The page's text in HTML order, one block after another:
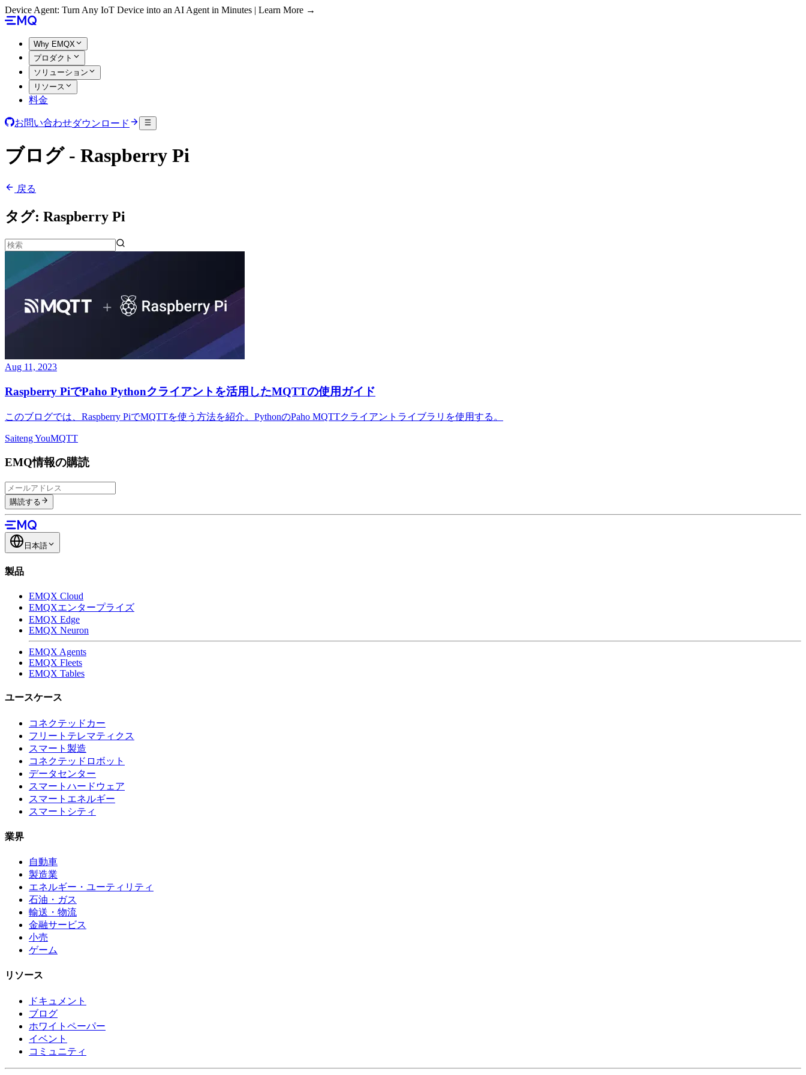
Device Agent: Turn Any IoT Device into an AI Agent in Minutes | Learn More →
Why EMQX
プロダクト
ソリューション
リソース
料金
お問い合わせダウンロード
ブログ - Raspberry Pi
戻る
タグ: Raspberry Pi
Aug 11, 2023
Raspberry PiでPaho Pythonクライアントを活用したMQTTの使用ガイド
このブログでは、Raspberry PiでMQTTを使う方法を紹介。PythonのPaho MQTTクライアントライブラリを使用する。
Saiteng YouMQTT
EMQ情報の購読
購読する
日本語
製品
EMQX Cloud
EMQXエンタープライズ
EMQX Edge
EMQX Neuron
EMQX Agents
EMQX Fleets
EMQX Tables
ユースケース
コネクテッドカー
フリートテレマティクス
スマート製造
コネクテッドロボット
データセンター
スマートハードウェア
スマートエネルギー
スマートシティ
業界
自動車
製造業
エネルギー・ユーティリティ
石油・ガス
輸送・物流
金融サービス
小売
ゲーム
リソース
ドキュメント
ブログ
ホワイトペーパー
イベント
コミュニティ